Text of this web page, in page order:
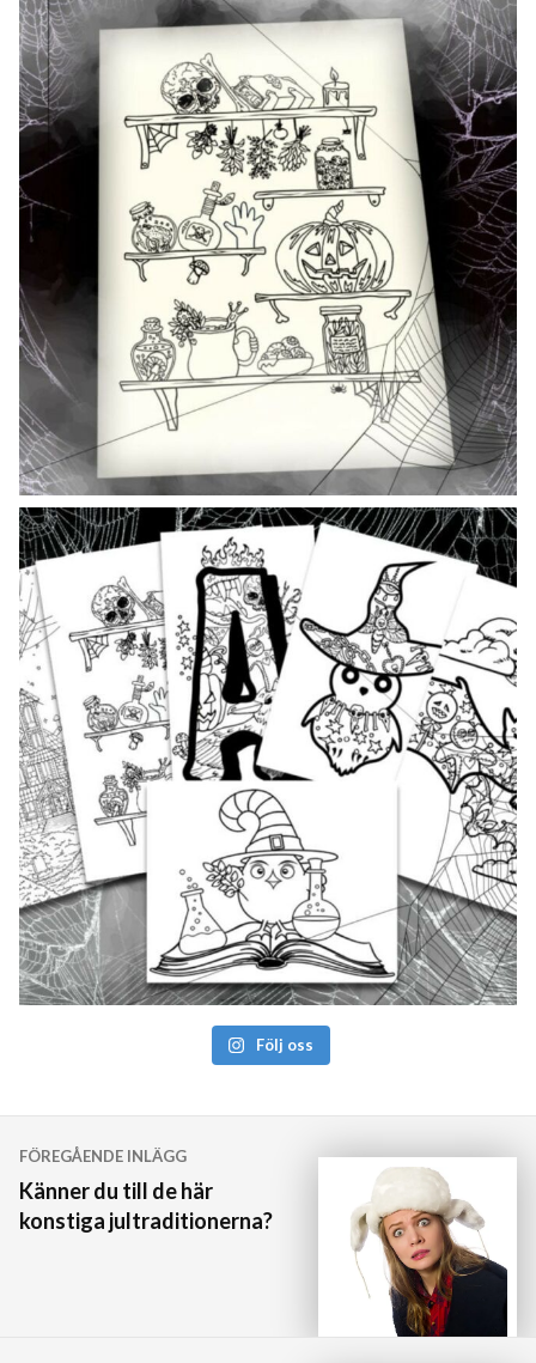
Följ oss
Inläggsnavigering
FÖREGÅENDE INLÄGG
Känner du till de här
konstiga jultraditionerna?